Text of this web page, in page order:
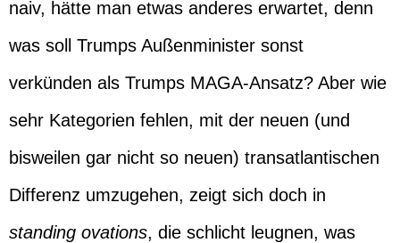
naiv, hätte man etwas anderes erwartet, denn
was soll Trumps Außenminister sonst
verkünden als Trumps MAGA-Ansatz? Aber wie
sehr Kategorien fehlen, mit der neuen (und
bisweilen gar nicht so neuen) transatlantischen
Differenz umzugehen, zeigt sich doch in
standing ovations, die schlicht leugnen, was